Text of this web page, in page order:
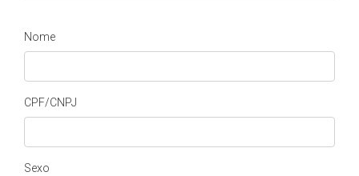
Nome
CPF/CNPJ
Sexo